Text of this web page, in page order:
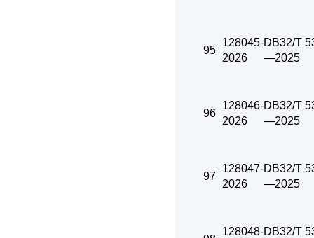
95
128045-
2026
DB32/T
—2025
96
128046-
2026
DB32/T
—2025
97
128047-
2026
DB32/T
—2025
128048-DB32/T